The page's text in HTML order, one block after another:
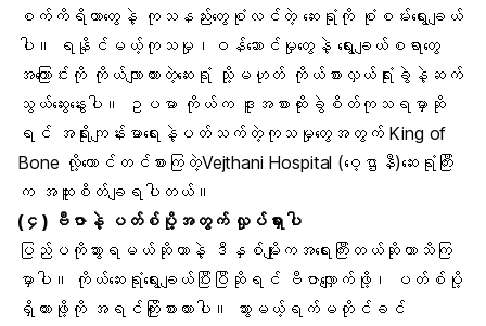
စက်ကိရိယာတွေနဲ့ ကုသနည်းတွေစုံလင်တဲ့ ဆေးရုံကို စုံစမ်းရွေးချယ်
ပါ။ ရနိုင်မယ့်ကုသမှု၊ဝန်ဆောင်မှုတွေနဲ့ ရွေးချယ်စရာတွေ
အကြောင်းကို ကိုယ်လျာထားတဲ့ဆေးရုံ သို့မဟုတ် ကိုယ်စားလှယ်ရုံးခွဲနဲ့ဆက်
သွယ်ဆွေးနွေးပါ။ ဥပမာ ကိုယ်က ဒူးအစားထိုးခွဲစိတ်ကုသရမှာဆို
ရင် အရိုးကျန်းမာရေး နဲ့ပတ်သက်တဲ့ကုသမှုတွေအတွက် King of
Bone လို့တောင်တင်စားကြတဲ့Vejthani Hospital (ဝေ့ဌာနီ)ဆေးရုံကြီး
က အထူးစိတ်ချရပါတယ်။
(၄) ဗီဇာနဲ့ ပတ်စ်ပို့အတွက် လှုပ်ရှားပါ
ပြည်ပကိုသွားရမယ်ဆိုတာနဲ့ ဒီနှစ်မျိုးကအရေးကြီးတယ်ဆိုတာသိကြ
မှာပါ။ ကိုယ်ဆေးရုံရွေးချယ်ပြီးပြီဆိုရင် ဗီဇာလျှောက်ဖို့၊ ပတ်စ်ပို့
ရှိထားဖို့ကို အရင်ကြိုးစားထားပါ။ သွားမယ့်ရက်မတိုင်ခင်